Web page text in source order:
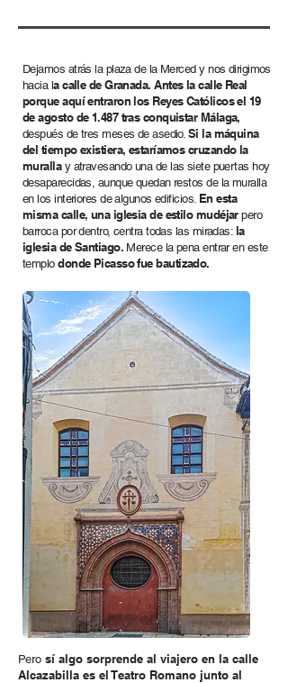
Dejamos atrás la plaza de la Merced y nos dirigimos
hacia la calle de Granada. Antes la calle Real
porque aquí entraron los Reyes Católicos el 19
de agosto de 1.487 tras conquistar Málaga,
después de tres meses de asedio. Si la máquina
del tiempo existiera, estaríamos cruzando la
muralla y atravesando una de las siete puertas hoy
desaparecidas, aunque quedan restos de la muralla
en los interiores de algunos edificios. En esta
misma calle, una iglesia de estilo mudéjarpero
barroca por dentro, centra todas las miradas: la
iglesia de Santiago. Merece la pena entrar en este
templodonde Picasso fue bautizado.
Pero sí algo sorprende al viajero en la calle
Alcazabilla es el Teatro Romano junto al